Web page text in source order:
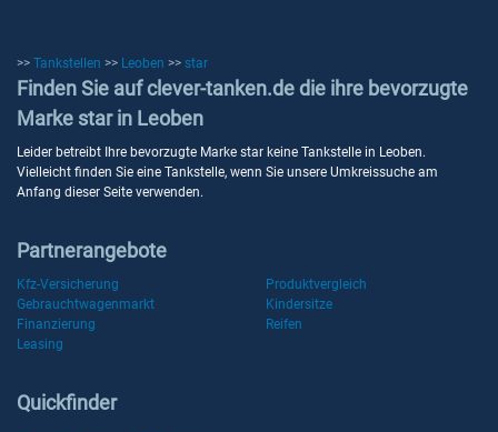
>> Tankstellen >> Leoben >> star
Finden Sie auf clever-tanken.de die ihre bevorzugte
Marke star in Leoben
Leider betreibt Ihre bevorzugte Marke star keine Tankstelle in Leoben.
Vielleicht finden Sie eine Tankstelle, wenn Sie unsere Umkreissuche am
Anfang dieser Seite verwenden.
Partnerangebote
Kfz-Versicherung
Produktvergleich
Gebrauchtwagenmarkt
Kindersitze
Finanzierung
Reifen
Leasing
Quickfinder